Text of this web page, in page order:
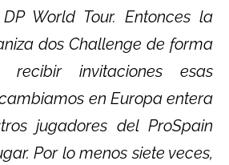
World Tour. Entonces la
dos Challenge de forma
recibir invitaciones esas
en Europa entera
jugadores del ProSpain
Por lo menos siete veces,